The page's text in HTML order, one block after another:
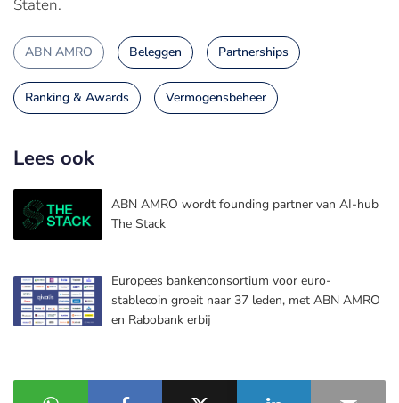
Staten.
ABN AMRO Beleggen Partnerships
Ranking & Awards Vermogensbeheer
Lees ook
ABN AMRO wordt founding partner van AI-hub
The Stack
Europees bankenconsortium voor euro-
stablecoin groeit naar 37 leden, met ABN AMRO
en Rabobank erbij